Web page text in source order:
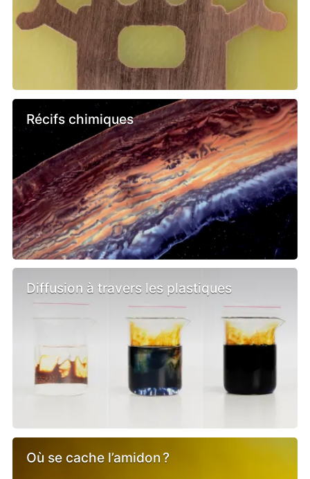
Récifs chimiques
Diffusion à travers les plastiques
Où se cache l’amidon ?